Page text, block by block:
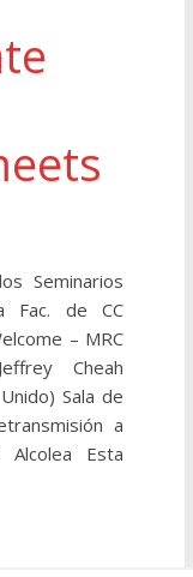
Seminarios
Fac. de CC
– MRC
Cheah
Sala de
a
Esta